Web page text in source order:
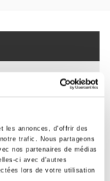
les annonces, d'offrir des
trafic. Nous partageons
nos partenaires de médias
ci avec d'autres
lors de votre utilisation